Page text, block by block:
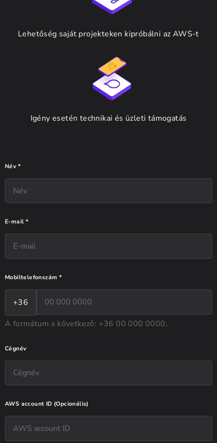
Lehetőség saját projekteken kipróbálni az AWS-t
Igény esetén technikai és üzleti támogatás
Név *
E-mail *
Mobiltelefonszám *
+36
A formátum a következő: +36 00 000 0000.
Cégnév
AWS account ID (Opcionális)